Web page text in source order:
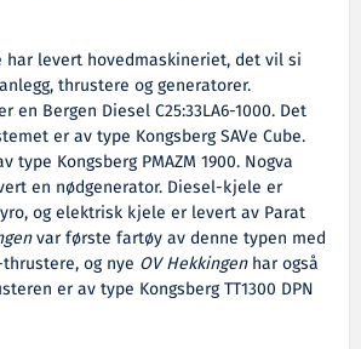
har levert hovedmaskineriet, det vil si
thrustere og generatorer.
en Bergen Diesel C25:33LA6-1000. Det
er av type Kongsberg SAVe Cube.
type Kongsberg PMAZM 1900. Nogva
en nødgenerator. Diesel-kjele er
og elektrisk kjele er levert av Parat
var første fartøy av denne typen med
og nye OV Hekkingenhar også
er av type Kongsberg TT1300 DPN